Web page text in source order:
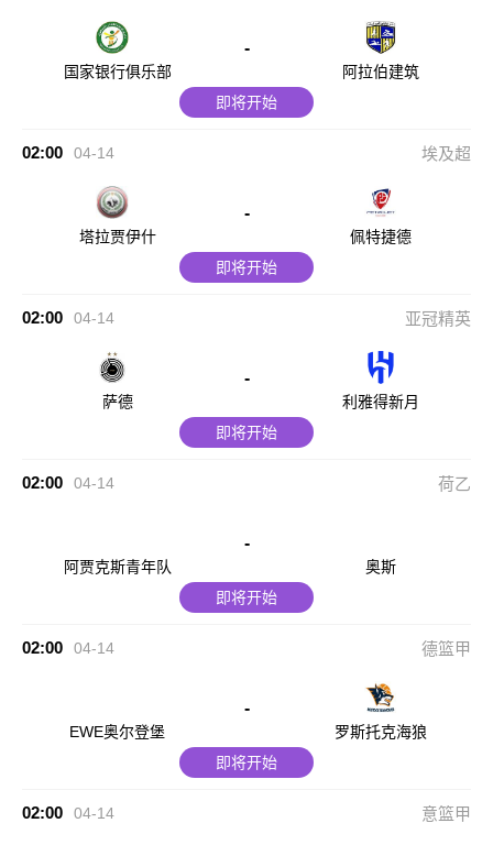
国家银行俱乐部
-
阿拉伯建筑
即将开始
02:00 04-14 埃及超
塔拉贾伊什
-
佩特捷德
即将开始
02:00 04-14 亚冠精英
萨德
-
利雅得新月
即将开始
02:00 04-14 荷乙
阿贾克斯青年队
-
奥斯
即将开始
02:00 04-14 德篮甲
EWE奥尔登堡
-
罗斯托克海狼
即将开始
02:00 04-14 意篮甲